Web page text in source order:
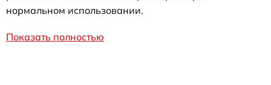
нормальном использовании.
Показать полностью